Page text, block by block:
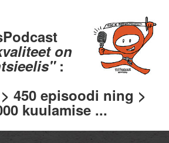
on
:
450 episoodi ning >
kuulamise ...